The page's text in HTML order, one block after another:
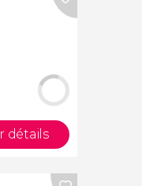
détails